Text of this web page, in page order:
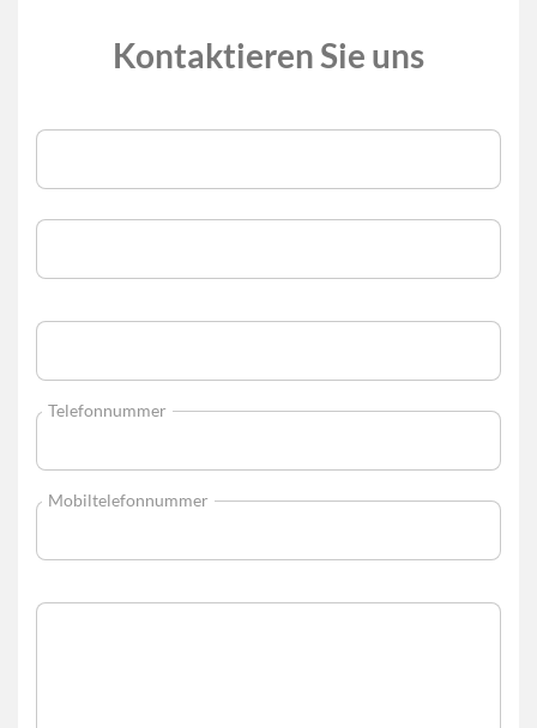
Kontaktieren Sie uns
Telefonnummer
Mobiltelefonnummer